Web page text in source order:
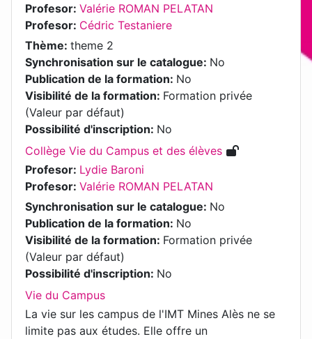
Profesor: Valérie ROMAN PELATAN
Profesor: Cédric Testaniere
Thème: theme 2
Synchronisation sur le catalogue: No
Publication de la formation: No
Visibilité de la formation: Formation privée
(Valeur par défaut)
Possibilité d'inscription: No
Collège Vie du Campus et des élèves
Profesor: Lydie Baroni
Profesor: Valérie ROMAN PELATAN
Synchronisation sur le catalogue: No
Publication de la formation: No
Visibilité de la formation: Formation privée
(Valeur par défaut)
Possibilité d'inscription: No
Vie du Campus
La vie sur les campus de l'IMT Mines Alès ne se
limite pas aux études. Elle offre un